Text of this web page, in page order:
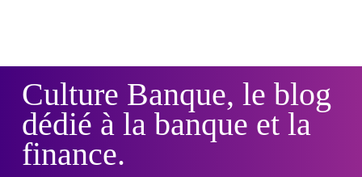
Culture Banque, le blog
dédié à la banque et la
finance.